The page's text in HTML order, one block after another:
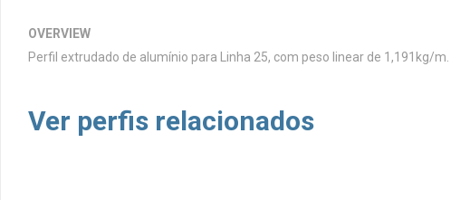
OVERVIEW
Perfil extrudado de alumínio para Linha 25, com peso linear de 1,191kg/m.
Ver perfis relacionados